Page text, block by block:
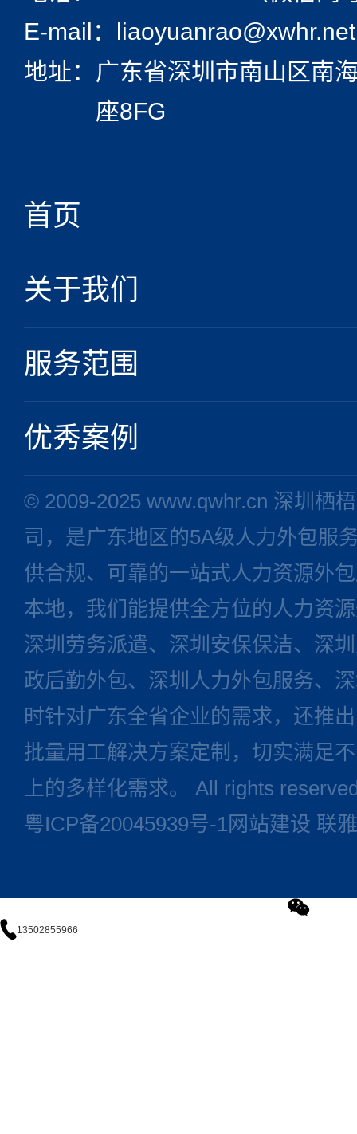
E-mail：liaoyuanrao@xwhr.net
地址： 广东省深圳市南山区南
座8FG
首页
关于我们
服务范围
优秀案例
© 2009-2025 www.qwhr.cn 深圳栖
司，是广东地区的5A级人力外包服
供合规、可靠的一站式人力资源外
本地，我们能提供全方位的人力资
深圳劳务派遣、深圳安保保洁、深
政后勤外包、深圳人力外包服务、
时针对广东全省企业的需求，还推
批量用工解决方案定制，切实满足
上的多样化需求。 All rights
粤ICP备20045939号-1网站建设 联
13502855966